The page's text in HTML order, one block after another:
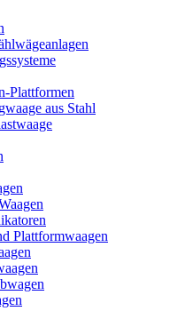
Plattformen
aus Stahl
Plattformwaagen